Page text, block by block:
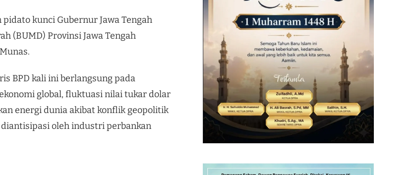
kunci Gubernur Jawa Tengah
(BUMD) Provinsi Jawa Tengah
BPD kali ini berlangsung pada
global, fluktuasi nilai tukar dolar
energi dunia akibat konflik geopolitik
oleh industri perbankan